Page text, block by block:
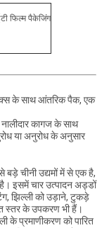
फिल्म पैकेजिंग
के साथ आंतरिक पैक, एक
कागज के साथ
या अनुरोध के अनुसार
चीनी उद्यमों में से एक है,
इसमें चार उत्पादन अड्डों
झिल्ली को उड़ाने, टुकड़े
स्तर के उपकरण भी हैं।
के प्रमाणीकरण को पारित